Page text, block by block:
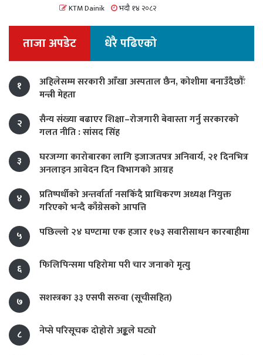
KTM Dainik भदौ १४ २०८२
ताजा अपडेट धेरै पढिएको
१
अहिलेसम्म सरकारी आँखा अस्पताल छैन, कोशीमा बनाउँदैछौँः
मन्त्री मेहता
२
सैन्य संख्या बढाएर शिक्षा–रोजगारी बेवास्ता गर्नु सरकारको
गलत नीति : सांसद सिंह
३
घरजग्गा कारोबारका लागि इजाजतपत्र अनिवार्य, २१ दिनभित्र
अनलाइन आवेदन दिन विभागको आग्रह
४
प्रतिष्पर्धीको अन्तर्वार्ता नसकिँदै प्राधिकरण अध्यक्ष नियुक्त
गरिएको भन्दै काँग्रेसको आपत्ति
५
पछिल्लो २४ घण्टामा एक हजार १७३ सवारीसाधन कारबाहीमा
६ फिलिपिन्समा पहिरोमा परी चार जनाको मृत्यु
७ सशस्त्रका ३३ एसपी सरुवा (सूचीसहित)
८ नेप्से परिसूचक दोहोरो अङ्कले घट्यो